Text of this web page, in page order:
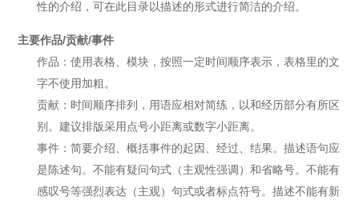
性的介绍，可在此目录以描述的形式进行简洁的介绍。
主要作品/贡献/事件
作品：使用表格、模块，按照一定时间顺序表示，表格里的文
字不使用加粗。
贡献：时间顺序排列，用语应相对简练，以和经历部分有所区
别。建议排版采用点号小距离或数字小距离。
事件：简要介绍、概括事件的起因、经过、结果。描述语句应
是陈述句。不能有疑问句式（主观性强调）和省略号。不能有
感叹号等强烈表达（主观）句式或者标点符号。描述不能有新